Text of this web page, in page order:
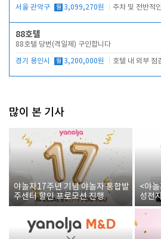
서울 관악구 월 3,099,270원
88호텔
88호텔 당번(격일제) 구인합니다
경기 용인시 월 3,200,000원
많이 본 기사
야놀자17주년 기념 야놀자 통합발
주센터 할인 프로모션 진행
<야
성전